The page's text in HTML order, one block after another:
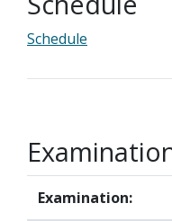
Schedule
Examination: